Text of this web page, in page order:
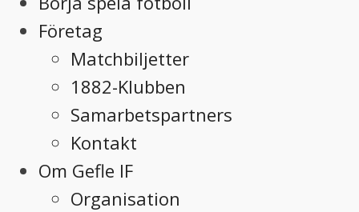
Företag
Matchbiljetter
1882-Klubben
Samarbetspartners
Kontakt
Om Gefle IF
Organisation